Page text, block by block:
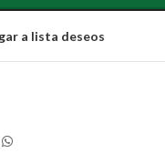
a lista deseos